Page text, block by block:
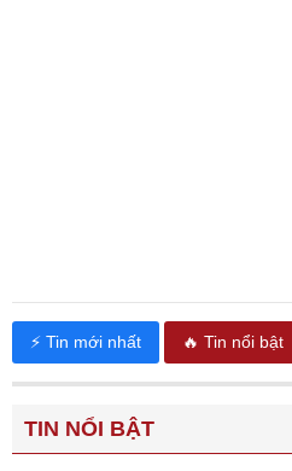
⚡ Tin mới nhất 🔥 Tin nổi bật
TIN NỔI BẬT